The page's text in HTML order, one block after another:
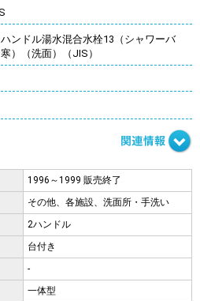
ンドル湯水混合水栓13（シャワーバ
）（洗面）（JIS）
1996～1999 販売終了
その他、各施設、洗面所・手洗い
2ハンドル
台付き
-
一体型